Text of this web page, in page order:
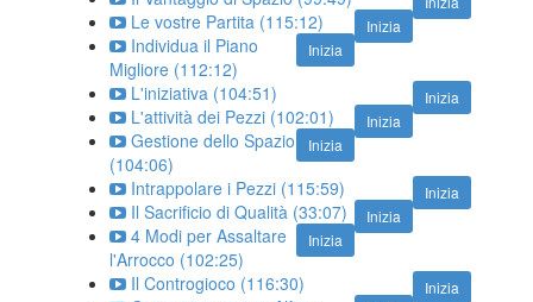
Inizia
Le vostre Partita (115:12)
Inizia
Individua il Piano
Migliore (112:12)
Inizia
L'iniziativa (104:51)
Inizia
L'attività dei Pezzi (102:01)
Inizia
Gestione dello Spazio
(104:06)
Inizia
Intrappolare i Pezzi (115:59)
Inizia
Il Sacrificio di Qualità (33:07)
Inizia
4 Modi per Assaltare
l'Arrocco (102:25)
Inizia
Il Controgioco (116:30)